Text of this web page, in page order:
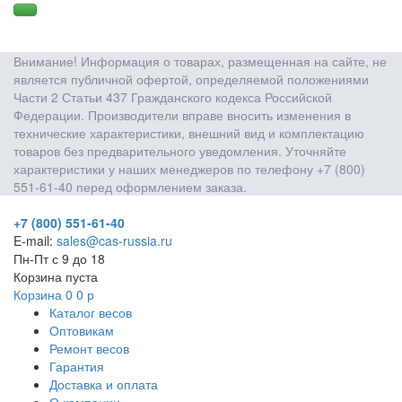
Внимание! Информация о товарах, размещенная на сайте, не
является публичной офертой, определяемой положениями
Части 2 Статьи 437 Гражданского кодекса Российской
Федерации. Производители вправе вносить изменения в
технические характеристики, внешний вид и комплектацию
товаров без предварительного уведомления. Уточняйте
характеристики у наших менеджеров по телефону +7 (800)
551-61-40 перед оформлением заказа.
+7 (800) 551-61-40
E-mail: sales@cas-russia.ru
Пн-Пт с 9 до 18
Корзина пуста
Корзина 0 0 р
Каталог весов
Оптовикам
Ремонт весов
Гарантия
Доставка и оплата